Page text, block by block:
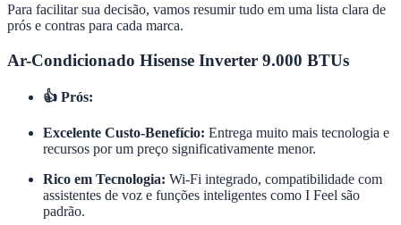
Para facilitar sua decisão, vamos resumir tudo em uma lista clara de
prós e contras para cada marca.
Ar-Condicionado Hisense Inverter 9.000 BTUs
👍 Prós:
Excelente Custo-Benefício: Entrega muito mais tecnologia e
recursos por um preço significativamente menor.
Rico em Tecnologia: Wi-Fi integrado, compatibilidade com
assistentes de voz e funções inteligentes como I Feel são
padrão.